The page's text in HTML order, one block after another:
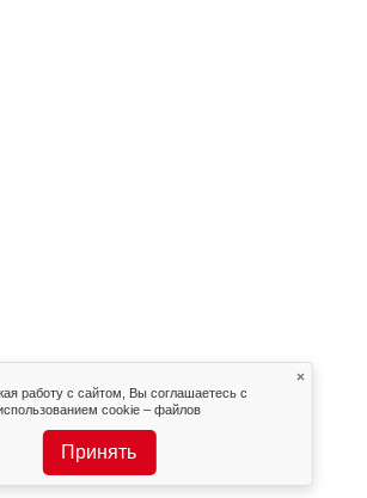
работу с сайтом, Вы соглашаетесь с
cookie – файлов
Принять
×